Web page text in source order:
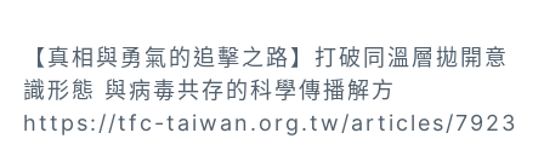
【真相與勇氣的追擊之路】打破同溫層拋開意
識形態 與病毒共存的科學傳播解方
https://tfc-taiwan.org.tw/articles/7923